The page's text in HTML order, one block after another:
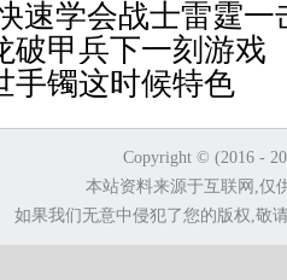
速学会战士雷霆一
破甲兵下一刻游戏
手镯这时候特色
Copyright © (2016 -
本站资料来源于互联网,仅
如果我们无意中侵犯了您的版权,敬